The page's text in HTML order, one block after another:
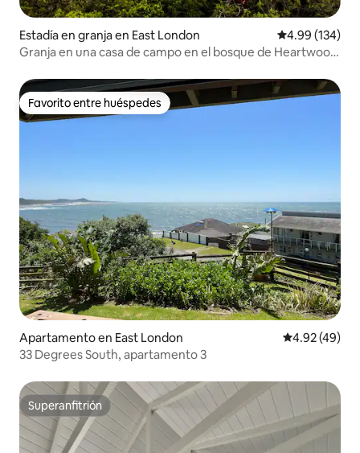
Estadía en granja en East London Calificación
4.99 (134)
Granja en una casa de campo en el bosque de Heartwood
Favorito entre huéspedes
Favorito entre huéspedes
Apartamento en East London Calificación
4.92 (49)
33 Degrees South, apartamento 3
Superanfitrión
Superanfitrión